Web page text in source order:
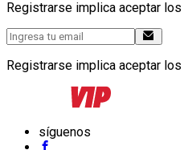
Registrarse implica aceptar los
Registrarse implica aceptar los
síguenos